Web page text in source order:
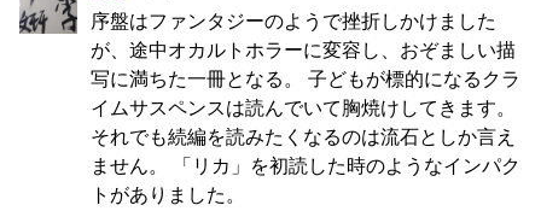
序盤はファンタジーのようで挫折しかけました
が、途中オカルトホラーに変容し、おぞましい描
写に満ちた一冊となる。 子どもが標的になるクラ
イムサスペンスは読んでいて胸焼けしてきます。
それでも続編を読みたくなるのは流石としか言え
ません。 「リカ」を初読した時のようなインパク
トがありました。